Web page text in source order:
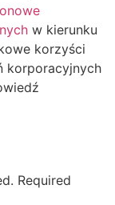
w kierunku
korzyści
korporacyjnych
Required